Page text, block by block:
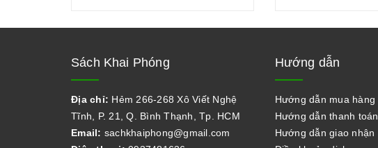
Sách Khai Phóng
Địa chỉ: Hẻm 266-268 Xô Viết Nghệ
Tĩnh, P. 21, Q. Bình Thạnh, Tp. HCM
Email: sachkhaiphong@gmail.com
Hướng dẫn
Hướng dẫn mua hàng
Hướng dẫn thanh toán
Hướng dẫn giao nhận